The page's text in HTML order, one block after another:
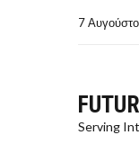
7
Serving